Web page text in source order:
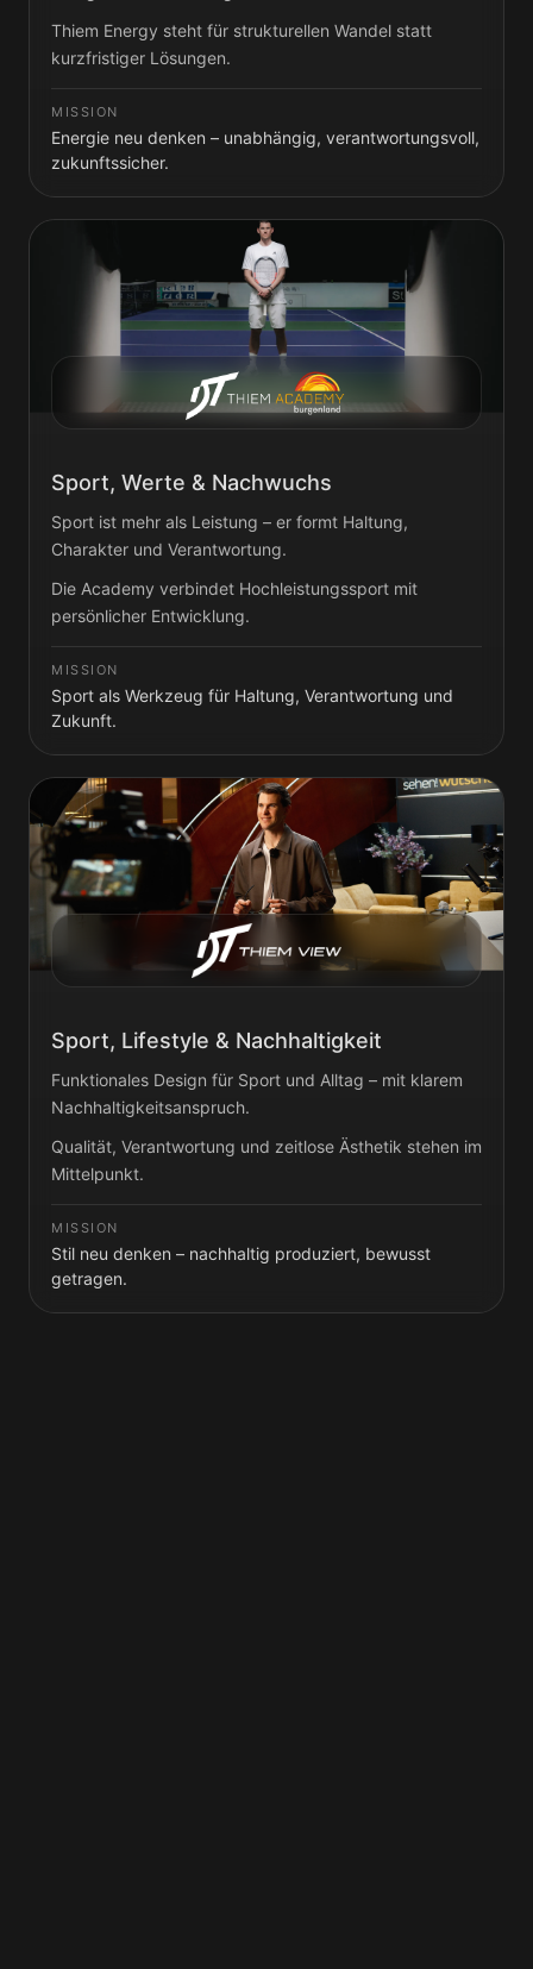
Thiem Energy steht für strukturellen Wandel statt
kurzfristiger Lösungen.
MISSION
Energie neu denken – unabhängig, verantwortungsvoll,
zukunftssicher.
Sport, Werte & Nachwuchs
Sport ist mehr als Leistung – er formt Haltung,
Charakter und Verantwortung.
Die Academy verbindet Hochleistungssport mit
persönlicher Entwicklung.
MISSION
Sport als Werkzeug für Haltung, Verantwortung und
Zukunft.
Sport, Lifestyle & Nachhaltigkeit
Funktionales Design für Sport und Alltag – mit klarem
Nachhaltigkeitsanspruch.
Qualität, Verantwortung und zeitlose Ästhetik stehen im
Mittelpunkt.
MISSION
Stil neu denken – nachhaltig produziert, bewusst
getragen.